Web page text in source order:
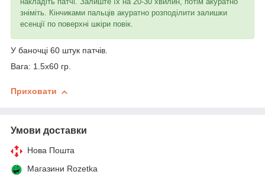
зніміть. Кінчиками пальців акуратно розподілити залишки
есенції по поверхні шкіри повік.
У баночці 60 штук патчів.
Вага: 1.5x60 гр.
Приховати
Умови доставки
Нова Пошта
Магазини Rozetka